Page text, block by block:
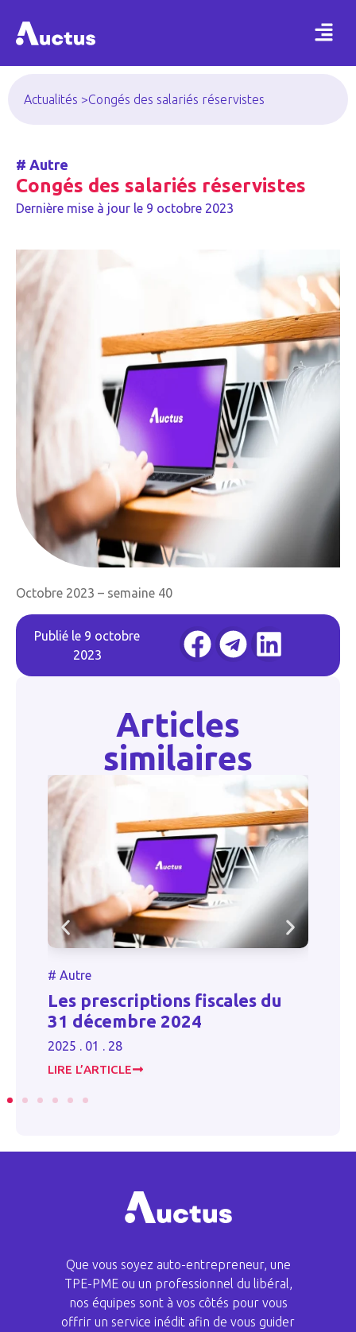
Actualités >Congés des salariés réservistes
# Autre
Congés des salariés réservistes
Dernière mise à jour le 9 octobre 2023
Octobre 2023 – semaine 40
Publié le 9 octobre
2023
Articles
similaires
# Autre
Les prescriptions fiscales du
31 décembre 2024
2025 . 01 . 28
LIRE L’ARTICLE
Que vous soyez auto-entrepreneur, une
TPE-PME ou un professionnel du libéral,
nos équipes sont à vos côtés pour vous
offrir un service inédit afin de vous guider